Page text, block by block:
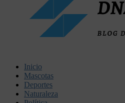
dnaservic.es
Inicio
Mascotas
Deportes
Naturaleza